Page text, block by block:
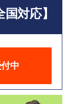
対応】
中